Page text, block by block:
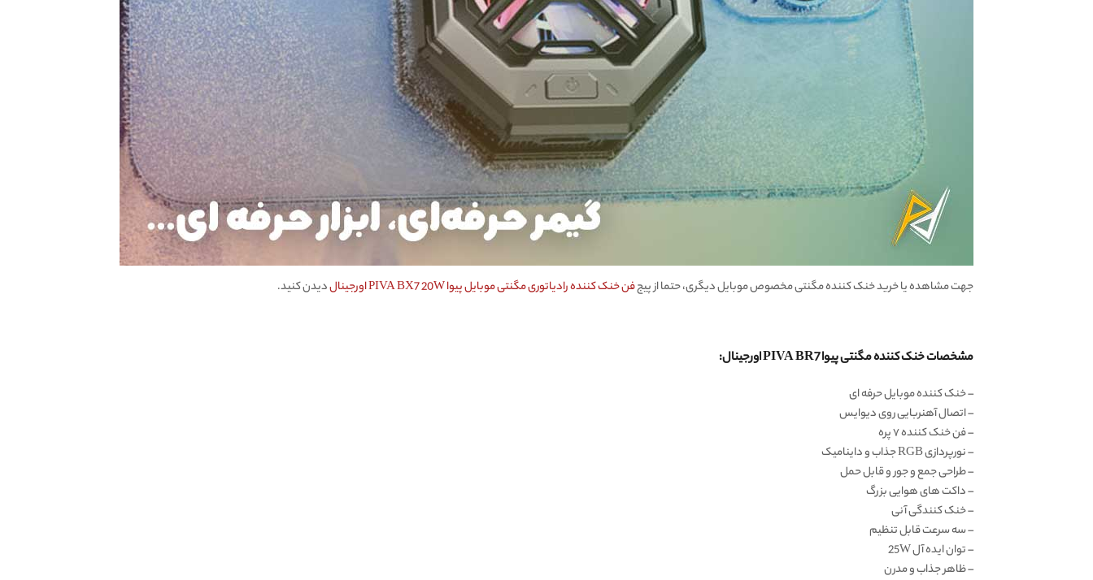
جهت مشاهده یا خرید خنک کننده مگنتی مخصوص موبایل دیگری، حتما از پیجفن خنک کننده رادیاتوری مگنتی موبایل پیوا PIVA BX7 20W اورجینال دیدن کنید.
مشخصات خنک کننده مگنتی پیوا PIVA BR7 اورجینال:
– خنک کننده موبایل حرفه ای
– اتصال آهنربایی روی دیوایس
– فن خنک کننده ۷ پره
– نورپردازی RGB جذاب و داینامیک
– طراحی جمع و جور و قابل حمل
– داکت های هوایی بزرگ
– خنک کنندگی آنی
– سه سرعت قابل تنظیم
– توان ایده آل 25W
– ظاهر جذاب و مدرن